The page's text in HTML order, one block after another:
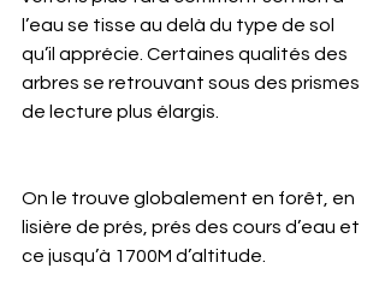
l’eau se tisse au delà du type de sol
qu’il apprécie. Certaines qualités des
arbres se retrouvant sous des prismes
de lecture plus élargis.
On le trouve globalement en forêt, en
lisière de prés, prés des cours d’eau et
ce jusqu’à 1700M d’altitude.